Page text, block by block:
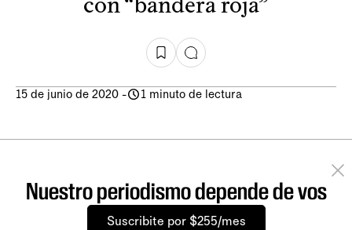
15 de junio de 2020 - 1 minuto de lectura
Nuestro periodismo depende de vos
Suscribite por $255/mes